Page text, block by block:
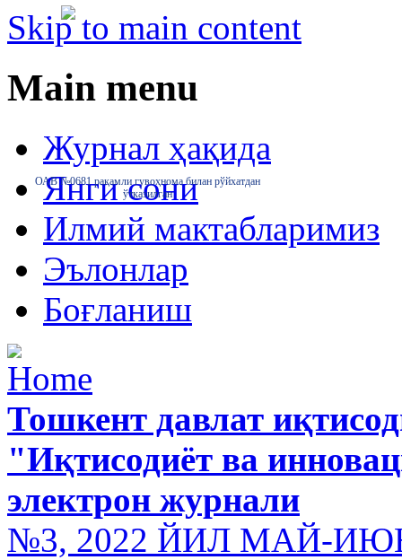
Skip to main content
Main menu
Журнал ҳақида
Янги сони
Илмий мактабларимиз
Эълонлар
Боғланиш
Тошкент давлат
"Иқтисодиёт ва
электрон журнали
№3, 2022 ЙИЛ МАЙ-
ОАВ №0681 рақамли гувоҳнома билан рўйхатдан
ўтказилган